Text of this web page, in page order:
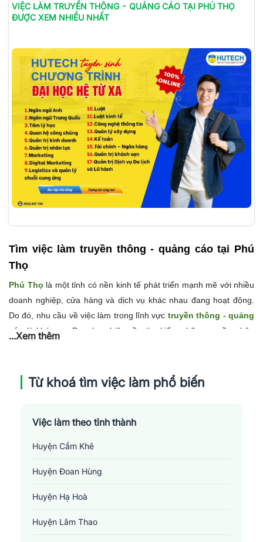
VIỆC LÀM TRUYỀN THÔNG - QUẢNG CÁO TẠI PHÚ THỌ
ĐƯỢC XEM NHIỀU NHẤT
Tìm việc làm truyền thông - quảng cáo tại Phú
Thọ
Phú Thọ là một tỉnh có nền kinh tế phát triển mạnh mẽ với nhiều
doanh nghiệp, cửa hàng và dịch vụ khác nhau đang hoạt động.
Do đó, nhu cầu về việc làm trong lĩnh vực truyền thông - quảng
cáo là khá cao. Doanh nghiệp cần tìm kiếm những nguồn nhân
doanh số bán hàng. Vì vậy, những cơ hội việc làm trong lĩnh vực
này đang mở rộng, đặc biệt dành cho những người có kỹ năng và
người dân tại Phú Thọ.
...Xem thêm
Từ khoá tìm việc làm phổ biến
Việc làm theo tỉnh thành
Huyện Cẩm Khê
Huyện Đoan Hùng
Huyện Hạ Hoà
Huyện Lâm Thao